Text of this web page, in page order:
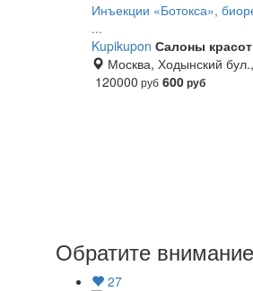
Инъекции «Ботокса»,
...
Kupikupon Салоны
Москва, Ходынский
120000 руб 600руб
Обратите
27